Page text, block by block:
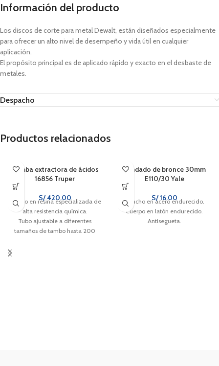
Información del producto
Los discos de corte para metal Dewalt, están diseñados especialmente
para ofrecer un alto nivel de desempeño y vida útil en cualquier
aplicación.
El propósito principal es de aplicado rápido y exacto en el desbaste de
metales.
Despacho
Productos relacionados
Bomba extractora de ácidos
16856 Truper
S/420.00
Cuerpo en resina especializada de
alta resistencia química.
Tubo ajustable a diferentes
tamaños de tambo hasta 200
Candado de bronce 30mm
E110/30 Yale
S/16.00
Gancho en acero endurecido.
Cuerpo en latón endurecido.
Antisegueta.